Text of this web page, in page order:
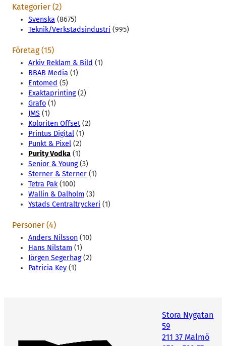
Kategorier (2)
Svenska (8675)
Teknik/Verkstadsindustri (995)
Företag (15)
Arkiv Reklam & Bild (1)
BBAB Media (1)
Entomed (5)
Exaktaprinting(2)
Grafo (1)
JMS (1)
Koloriten Offset (2)
Printus Digital (1)
Punkt & Pixel (2)
Purity Vodka (1)
Senior & Young(3)
Sterner & Sterner (1)
Tetra Pak(100)
Wallin & Dalholm (3)
Ystads Centraltryckeri (1)
Personer (4)
Anders Nilsson (10)
Hans Nilstam (1)
Jörgen Segerhag(2)
Patricia Key (1)
Stora Nygatan
59
211 37 Malmö